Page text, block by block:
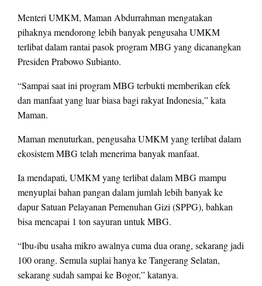
Menteri UMKM, Maman Abdurrahman mengatakan
pihaknya mendorong lebih banyak pengusaha UMKM
terlibat dalam rantai pasok program MBG yang dicanangkan
Presiden Prabowo Subianto.
“Sampai saat ini program MBG terbukti memberikan efek
dan manfaat yang luar biasa bagi rakyat Indonesia,” kata
Maman.
Maman menuturkan, pengusaha UMKM yang terlibat dalam
ekosistem MBG telah menerima banyak manfaat.
Ia mendapati, UMKM yang terlibat dalam MBG mampu
menyuplai bahan pangan dalam jumlah lebih banyak ke
dapur Satuan Pelayanan Pemenuhan Gizi (SPPG), bahkan
bisa mencapai 1 ton sayuran untuk MBG.
“Ibu-ibu usaha mikro awalnya cuma dua orang, sekarang jadi
100 orang. Semula suplai hanya ke Tangerang Selatan,
sekarang sudah sampai ke Bogor,” katanya.